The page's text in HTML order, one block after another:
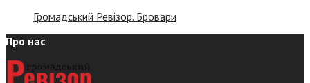
Громадський Ревізор. Бровари
Про нас